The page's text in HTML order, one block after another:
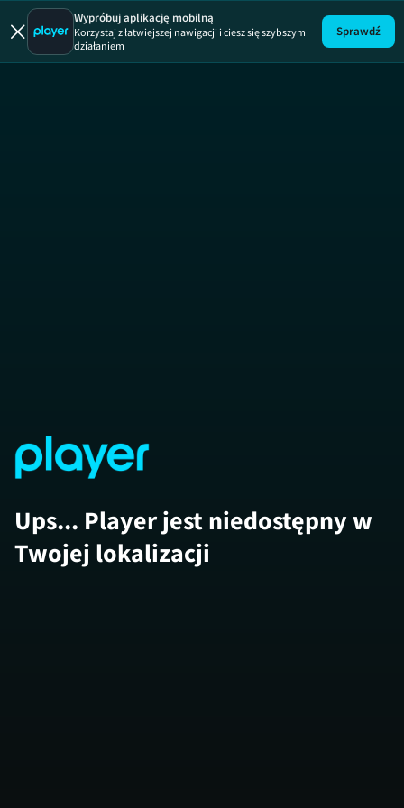
Uwaga!
Wypróbuj aplikację mobilną
Korzystaj z łatwiejszej nawigacji i ciesz się szybszym
działaniem
Sprawdź
Ups... Player jest niedostępny w
Twojej lokalizacji